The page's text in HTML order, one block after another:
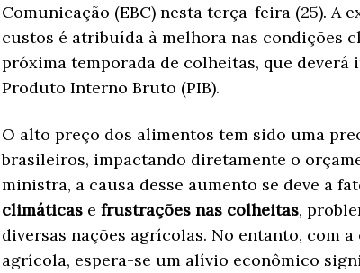
Comunicação (EBC) nesta terça-feira (25). A
custos é atribuída à melhora nas condições
próxima temporada de colheitas, que
Produto Interno Bruto (PIB).
O alto preço dos alimentos tem sido uma
brasileiros, impactando diretamente o
ministra, a causa desse aumento se deve a
climáticase frustrações nas colheitas,
diversas nações agrícolas. No entanto, com
agrícola, espera-se um alívio econômico